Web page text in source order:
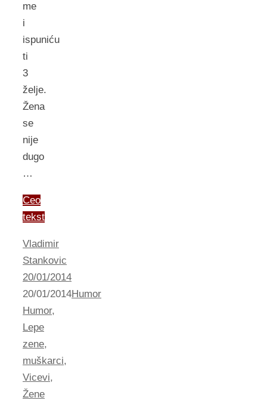
me
i
ispuniću
ti
3
želje.
Žena
se
nije
dugo
…
Ceo
tekst
Vladimir
Stankovic
20/01/2014
20/01/2014Humor
Humor,
Lepe
zene,
muškarci,
Vicevi,
Žene